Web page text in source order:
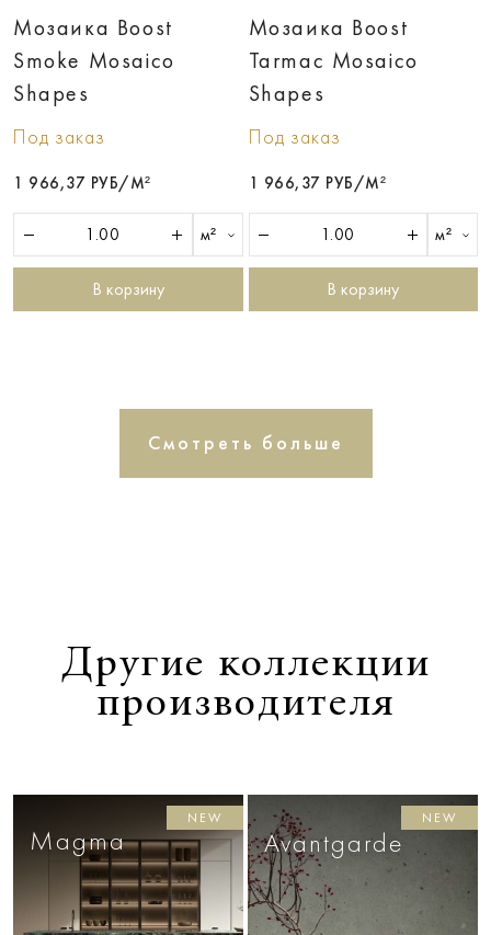
Мозаика Boost
Smoke Mosaico
Shapes
Под заказ
1 966,37 РУБ/М²
м²
В корзину
Мозаика Boost
Tarmac Mosaico
Shapes
Под заказ
1 966,37 РУБ/М²
м²
В корзину
Смотреть больше
Другие коллекции
производителя
Magma
NEW
Avantgarde
NEW